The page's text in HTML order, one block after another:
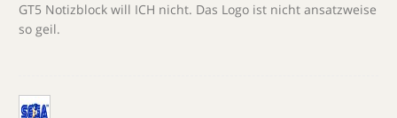
GT5 Notizblock will ICH nicht. Das Logo ist nicht ansatzweise
so geil.